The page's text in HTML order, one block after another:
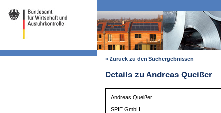
« Zurück zu den Suchergebnissen
Details zu Andreas Queißer
Andreas Queißer
SPIE GmbH